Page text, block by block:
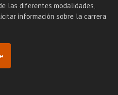
las diferentes modalidades,
información sobre la carrera